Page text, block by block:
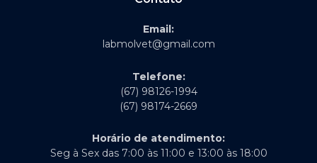
Email:
labmolvet@gmail.com
Telefone:
(67) 98126-1994
(67) 98174-2669
Horário de atendimento:
Seg à Sex das 7:00 às 11:00 e 13:00 às 18:00